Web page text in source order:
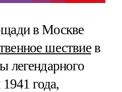
в Москве
шествиев
легендарного
года,